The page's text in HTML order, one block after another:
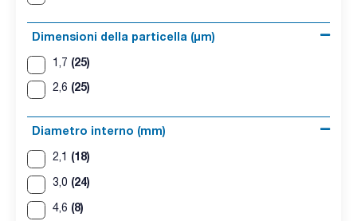
Dimensioni della particella (μm)
1,7 (25)
2,6 (25)
Diametro interno (mm)
2,1 (18)
3,0 (24)
4,6 (8)